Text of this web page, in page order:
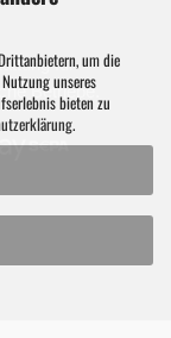
um die
unseres
bieten zu
.
für
Betriebe.